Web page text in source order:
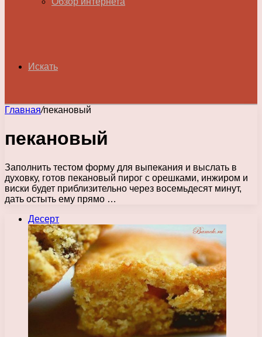
Искать
Главная/пекановый
пекановый
Заполнить тестом форму для выпекания и выслать в
духовку, готов пекановый пирог с орешками, инжиром и
виски будет приблизительно через восемьдесят минут,
дать остыть ему прямо …
Десерт